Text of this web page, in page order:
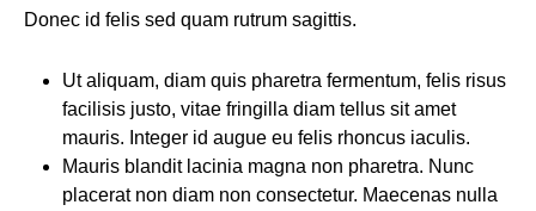
Donec id felis sed quam rutrum sagittis.
Ut aliquam, diam quis pharetra fermentum, felis risus
facilisis justo, vitae fringilla diam tellus sit amet
mauris. Integer id augue eu felis rhoncus iaculis.
Mauris blandit lacinia magna non pharetra. Nunc
placerat non diam non consectetur. Maecenas nulla